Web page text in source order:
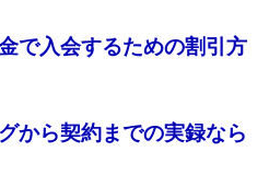
で入会するための割引方
から契約までの実録なら